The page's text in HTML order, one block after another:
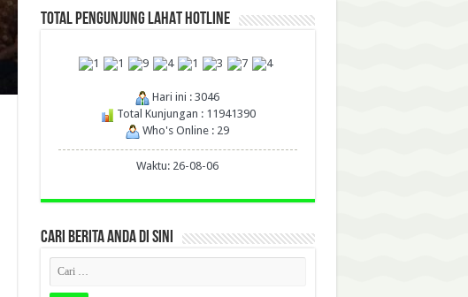
TOTAL PENGUNJUNG LAHAT HOTLINE
Hari ini : 3046
Total Kunjungan : 11941390
Who's Online : 29
Waktu: 26-08-06
CARI BERITA ANDA DI SINI